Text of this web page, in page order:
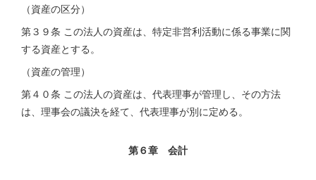
（資産の区分）
第３９条 この法人の資産は、特定非営利活動に係る事業に関
する資産とする。
（資産の管理）
第４０条 この法人の資産は、代表理事が管理し、その方法
は、理事会の議決を経て、代表理事が別に定める。
第６章 会計